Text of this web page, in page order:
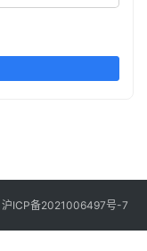
沪ICP备2021006497号-7